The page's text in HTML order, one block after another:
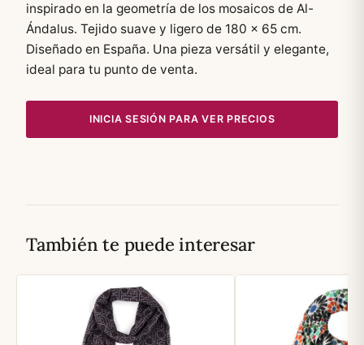
inspirado en la geometría de los mosaicos de Al-
Ándalus. Tejido suave y ligero de 180 × 65 cm.
Diseñado en España. Una pieza versátil y elegante,
ideal para tu punto de venta.
INICIA SESIÓN PARA VER PRECIOS
También te puede interesar